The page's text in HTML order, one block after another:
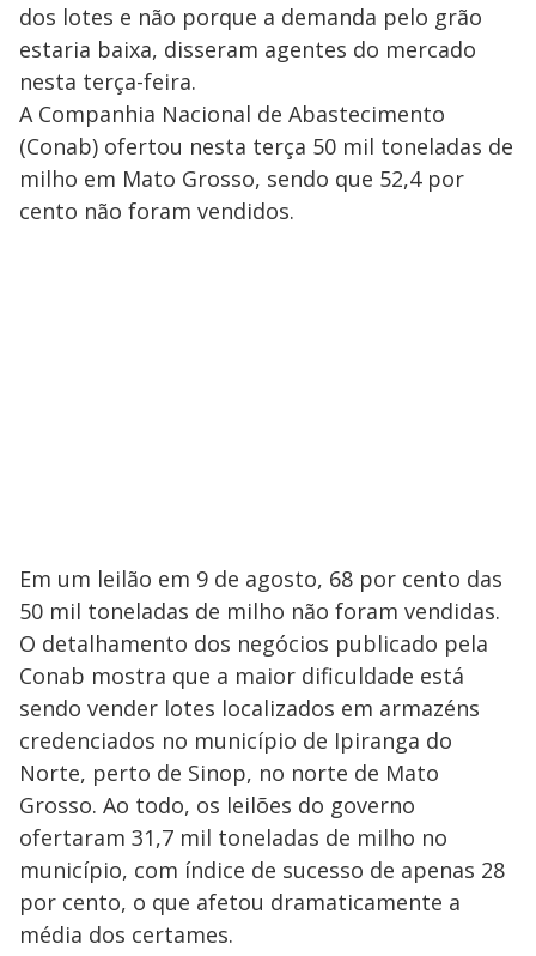
dos lotes e não porque a demanda pelo grão
estaria baixa, disseram agentes do mercado
nesta terça-feira.
A Companhia Nacional de Abastecimento
(Conab) ofertou nesta terça 50 mil toneladas de
milho em Mato Grosso, sendo que 52,4 por
cento não foram vendidos.
Em um leilão em 9 de agosto, 68 por cento das
50 mil toneladas de milho não foram vendidas.
O detalhamento dos negócios publicado pela
Conab mostra que a maior dificuldade está
sendo vender lotes localizados em armazéns
credenciados no município de Ipiranga do
Norte, perto de Sinop, no norte de Mato
Grosso. Ao todo, os leilões do governo
ofertaram 31,7 mil toneladas de milho no
município, com índice de sucesso de apenas 28
por cento, o que afetou dramaticamente a
média dos certames.